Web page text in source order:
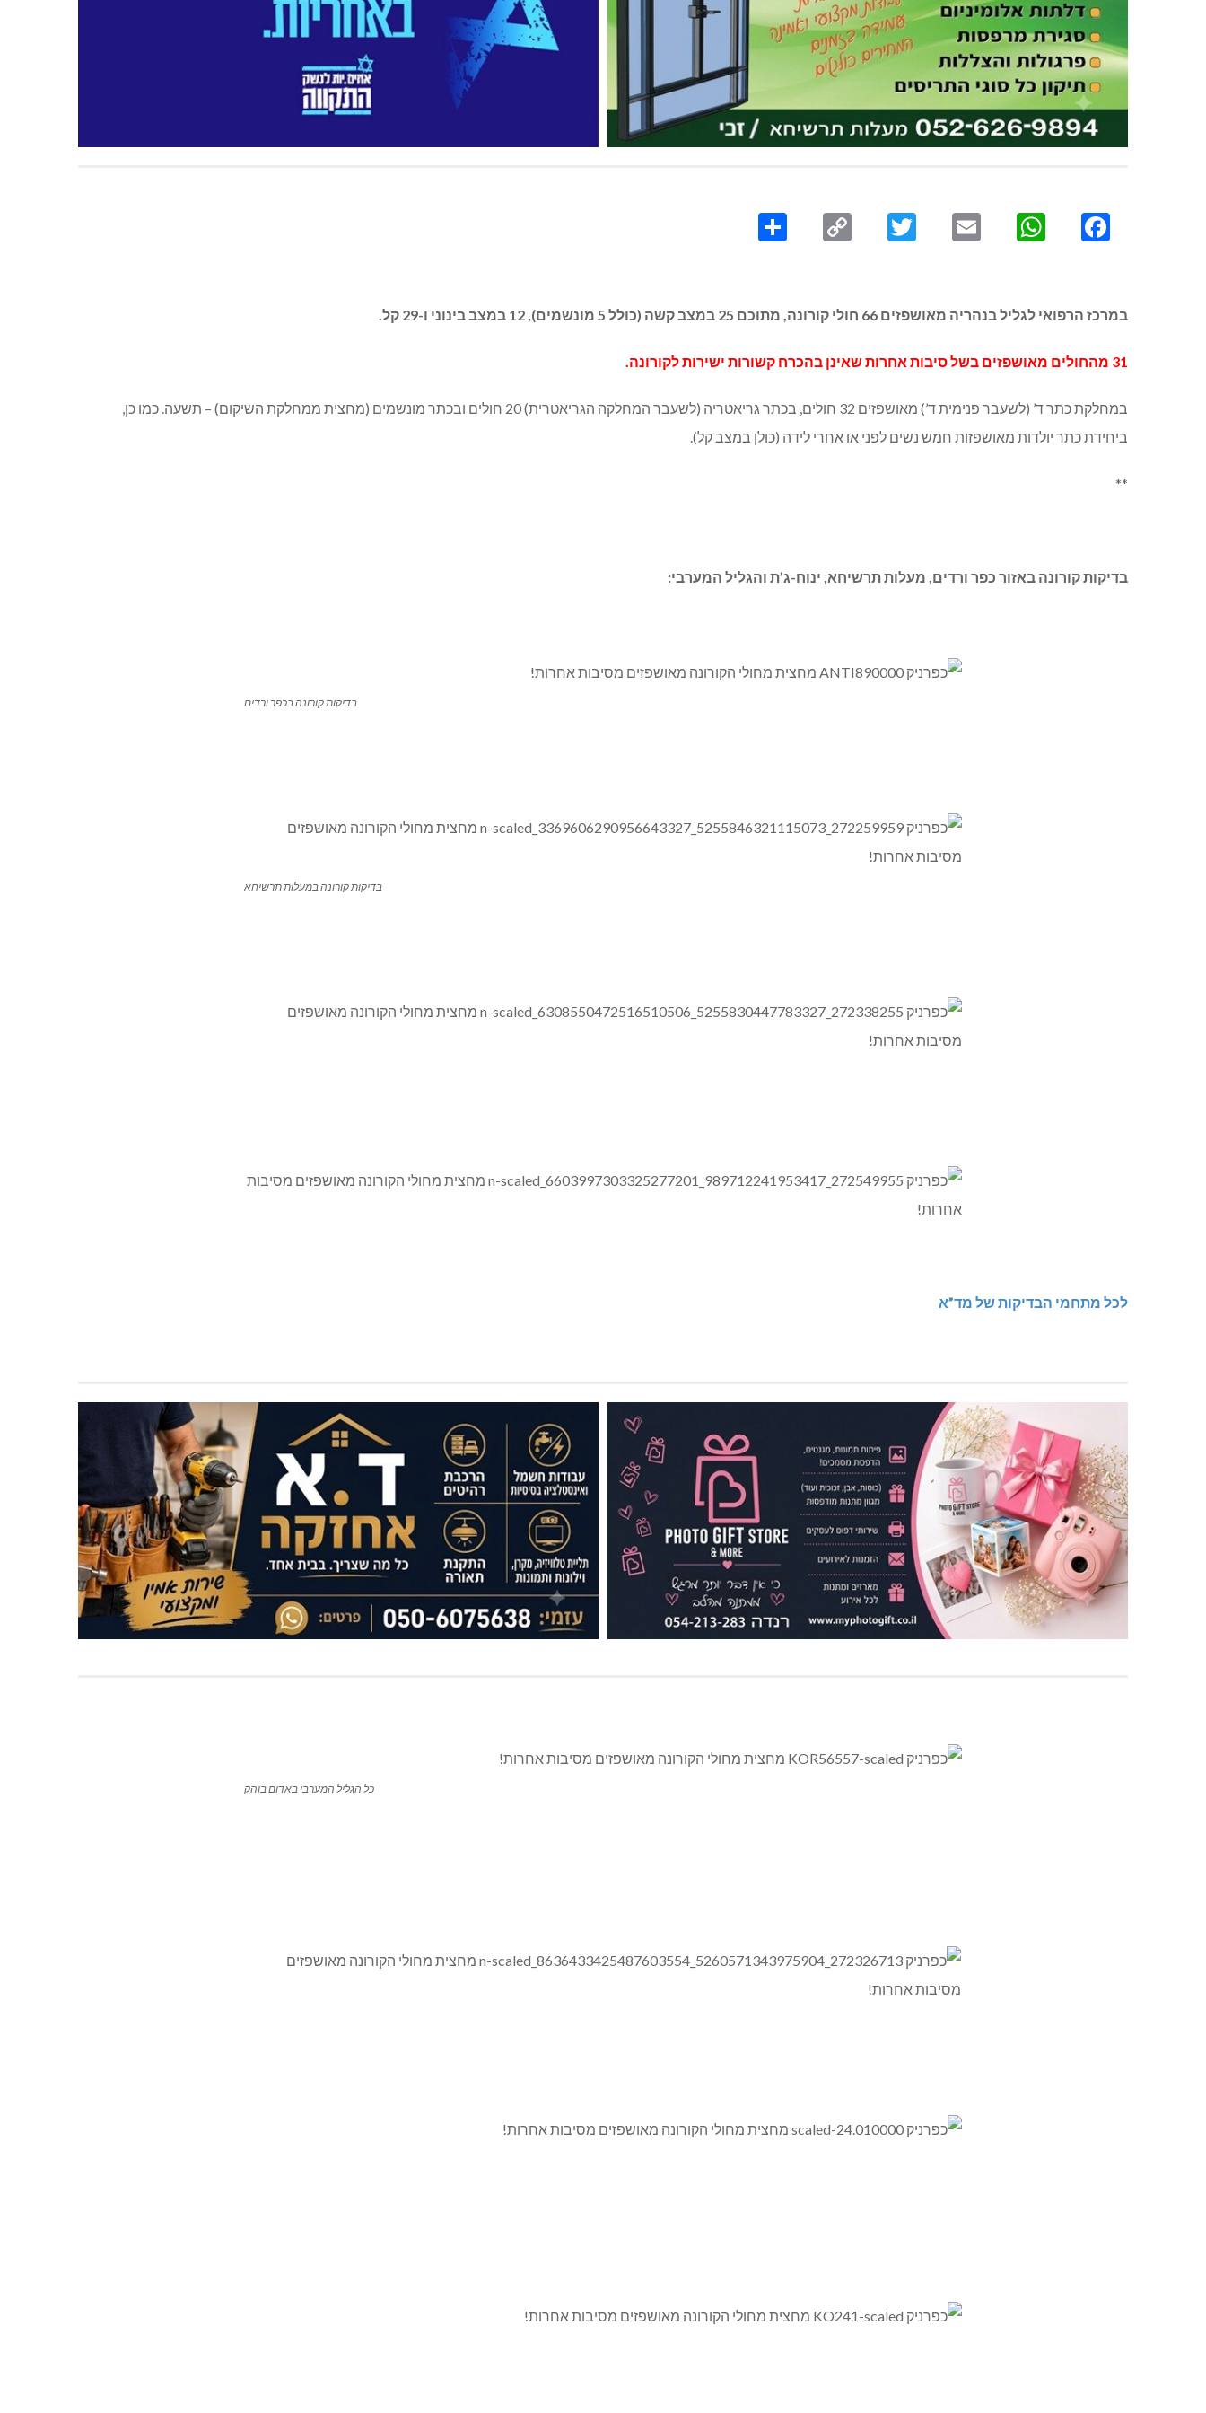
Facebook
WhatsApp
Email
Twitter
Copy
במרכז הרפואי לגליל בנהריה מאושפזים 66 חולי קורונה, מתוכם 25 במצב קשה (כולל 5 מונשמים), 12 במצב בינוני ו-29 קל.
31 מהחולים מאושפזים בשל סיבות אחרות שאינן בהכרח קשורות ישירות לקורונה.
במחלקת כתר ד’ (לשעבר פנימית ד’) מאושפזים 32 חולים, בכתר גריאטריה (לשעבר המחלקה הגריאטרית) 20 חולים ובכתר מונשמים (מחצית ממחלקת השיקום) – תשעה. כמו כן,
ביחידת כתר יולדות מאושפזות חמש נשים לפני או אחרי לידה (כולן במצב קל).
**
בדיקות קורונה באזור כפר ורדים, מעלות תרשיחא, ינוח-ג’ת והגליל המערבי:
בדיקות קורונה בכפר ורדים
בדיקות קורונה במעלות תרשיחא
לכל מתחמי הבדיקות של מד”א
כל הגליל המערבי באדום בוהק